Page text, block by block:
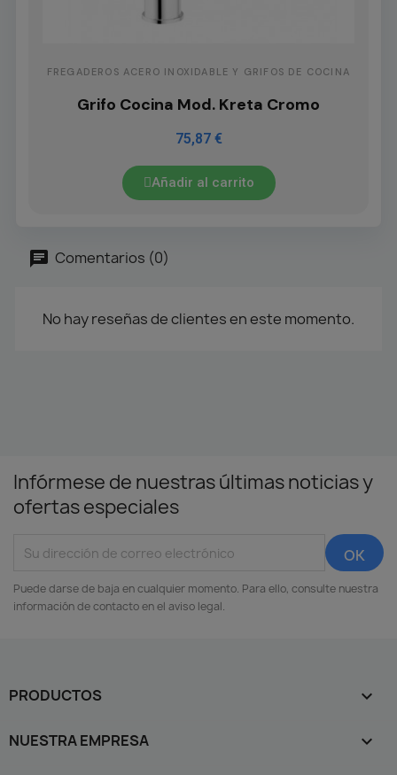
FREGADEROS ACERO INOXIDABLE Y GRIFOS DE COCINA
Grifo Cocina Mod. Kreta Cromo
75,87 €
Añadir al carrito
Comentarios (0)
No hay reseñas de clientes en este momento.
Infórmese de nuestras últimas noticias y
ofertas especiales
Puede darse de baja en cualquier momento. Para ello, consulte nuestra
información de contacto en el aviso legal.
PRODUCTOS 
NUESTRA EMPRESA 